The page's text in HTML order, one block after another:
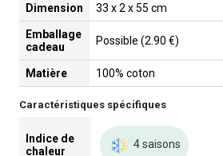
Dimension 33 x 2 x 55 cm
Emballage
cadeau
Possible (2.90 €)
Matière 100% coton
Caractéristiques spécifiques
Indice de
chaleur
4 saisons